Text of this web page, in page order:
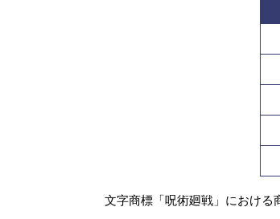
文字商標「呪術廻戦」における